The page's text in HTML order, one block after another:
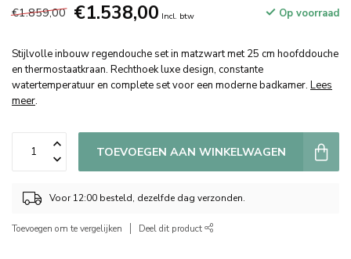
€1.859,00 €1.538,00 Incl. btw Op voorraad
Stijlvolle inbouw regendouche set in matzwart met 25 cm hoofddouche
en thermostaatkraan. Rechthoek luxe design, constante
watertemperatuur en complete set voor een moderne badkamer. Lees
meer.
TOEVOEGEN AAN WINKELWAGEN
Voor 12:00 besteld, dezelfde dag verzonden.
Toevoegen om te vergelijken Deel dit product